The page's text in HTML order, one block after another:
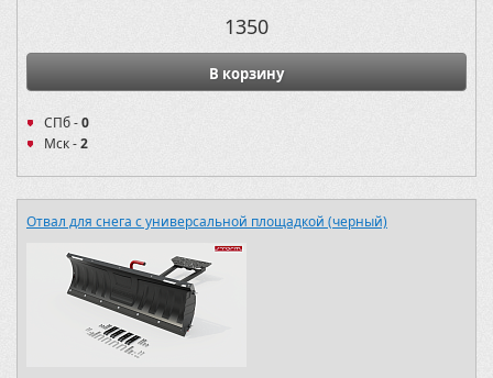
1350
В корзину
СПб -0
Мск -2
Отвал для снега с универсальной площадкой (черный)